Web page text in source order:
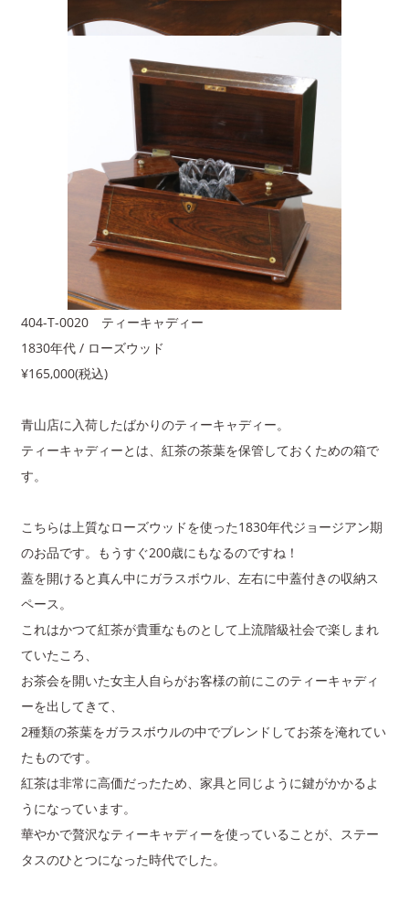
404-T-0020 ティーキャディー
1830年代 / ローズウッド
¥165,000(税込)
青山店に入荷したばかりのティーキャディー。
ティーキャディーとは、紅茶の茶葉を保管しておくための箱で
す。
こちらは上質なローズウッドを使った1830年代ジョージアン期
のお品です。もうすぐ200歳にもなるのですね！
蓋を開けると真ん中にガラスボウル、左右に中蓋付きの収納ス
ペース。
これはかつて紅茶が貴重なものとして上流階級社会で楽しまれ
ていたころ、
お茶会を開いた女主人自らがお客様の前にこのティーキャディ
ーを出してきて、
2種類の茶葉をガラスボウルの中でブレンドしてお茶を淹れてい
たものです。
紅茶は非常に高価だったため、家具と同じように鍵がかかるよ
うになっています。
華やかで贅沢なティーキャディーを使っていることが、ステー
タスのひとつになった時代でした。